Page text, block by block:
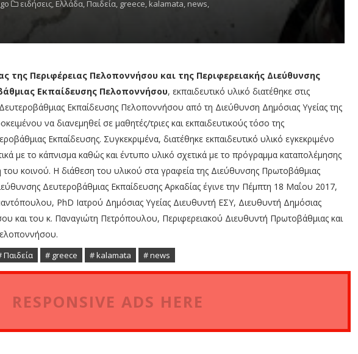
ειδήσεις, Ελλάδα, Παιδεία, greece, kalamata, news,
της Περιφέρειας Πελοποννήσου και της Περιφερειακής Διεύθυνσης
Εκπαίδευσης Πελοποννήσου, εκπαιδευτικό υλικό διατέθηκε στις
Εκπαίδευσης Πελοποννήσου από τη Διεύθυνση Δημόσιας Υγείας της
να διανεμηθεί σε μαθητές/τριες και εκπαιδευτικούς τόσο της
Εκπαίδευσης. Συγκεκριμένα, διατέθηκε εκπαιδευτικό υλικό εγκεκριμένο
με το κάπνισμα καθώς και έντυπο υλικό σχετικά με το πρόγραμμα καταπολέμησης
κοινού. Η διάθεση του υλικού στα γραφεία της Διεύθυνσης Πρωτοβάθμιας
Δευτεροβάθμιας Εκπαίδευσης Αρκαδίας έγινε την Πέμπτη 18 Μαΐου 2017,
PhD Ιατρού Δημόσιας Υγείας Διευθυντή ΕΣΥ, Διευθυντή Δημόσιας
και του κ. Παναγιώτη Πετρόπουλου, Περιφερειακού Διευθυντή Πρωτοβάθμιας και
Παιδεία # greece # kalamata # news
RESPONSIVE ADS HERE